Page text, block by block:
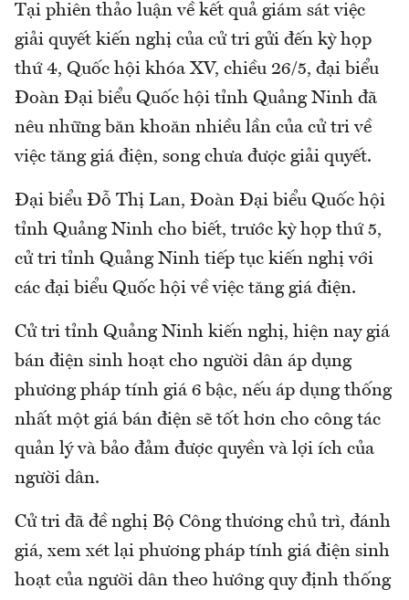
Tại phiên thảo luận về kết quả giám sát việc
giải quyết kiến nghị của cử tri gửi đến kỳ họp
thứ 4, Quốc hội khóa XV, chiều 26/5, đại biểu
Đoàn Đại biểu Quốc hội tỉnh Quảng Ninh đã
nêu những băn khoăn nhiều lần của cử tri về
việc tăng giá điện, song chưa được giải quyết.
Đại biểu Đỗ Thị Lan, Đoàn Đại biểu Quốc hội
tỉnh Quảng Ninh cho biết, trước kỳ họp thứ 5,
cử tri tỉnh Quảng Ninh tiếp tục kiến nghị với
các đại biểu Quốc hội về việc tăng giá điện.
Cử tri tỉnh Quảng Ninh kiến nghị, hiện nay giá
bán điện sinh hoạt cho người dân áp dụng
phương pháp tính giá 6 bậc, nếu áp dụng thống
nhất một giá bán điện sẽ tốt hơn cho công tác
quản lý và bảo đảm được quyền và lợi ích của
người dân.
Cử tri đã đề nghị Bộ Công thương chủ trì, đánh
giá, xem xét lại phương pháp tính giá điện sinh
hoạt của người dân theo hướng quy định thống